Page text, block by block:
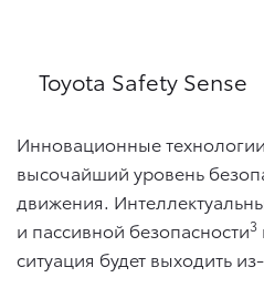
Toyota Safety Sense
Инновационные
высочайший уровень
движения.
и пассивной безопасности3
ситуация будет выходить